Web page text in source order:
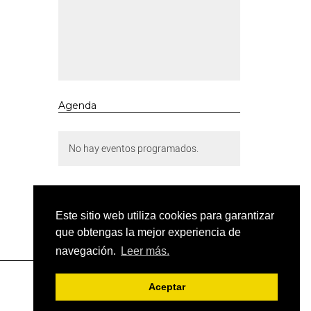
Este sitio web utiliza cookies para garantizar
que obtengas la mejor experiencia de
navegación.
Leer más.
Aceptar
Agenda
No hay eventos programados.